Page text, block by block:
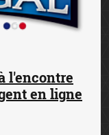
l'encontre
en ligne